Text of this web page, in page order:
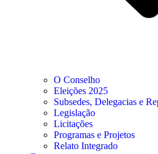
O Conselho
Eleições 2025
Subsedes, Delegacias e
Legislação
Licitações
Programas e Projetos
Relato Integrado